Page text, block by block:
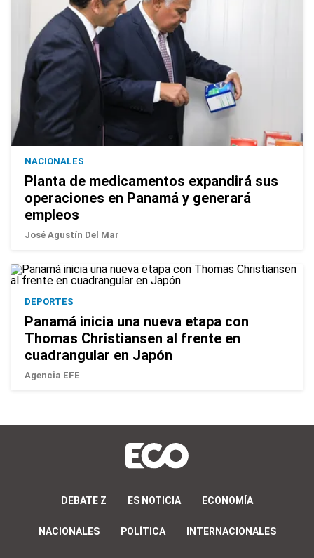
NACIONALES
Planta de medicamentos expandirá sus
operaciones en Panamá y generará
empleos
José Agustín Del Mar
DEPORTES
Panamá inicia una nueva etapa con
Thomas Christiansen al frente en
cuadrangular en Japón
Agencia EFE
DEBATE Z ES NOTICIA ECONOMÍA
NACIONALES POLÍTICA INTERNACIONALES